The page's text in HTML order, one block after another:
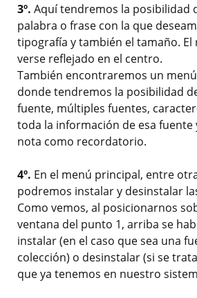
3º. Aquí tendremos la posibilidad
palabra o frase con la que
tipografía y también el tamaño.
verse reflejado en el centro.
También encontraremos un
donde tendremos la posibilidad
fuente, múltiples fuentes,
toda la información de esa fuente
nota como recordatorio.
4º. En el menú principal, entre
podremos instalar y desinstalar
Como vemos, al posicionarnos
ventana del punto 1, arriba se
instalar (en el caso que sea una
colección) o desinstalar (si se
que ya tenemos en nuestro